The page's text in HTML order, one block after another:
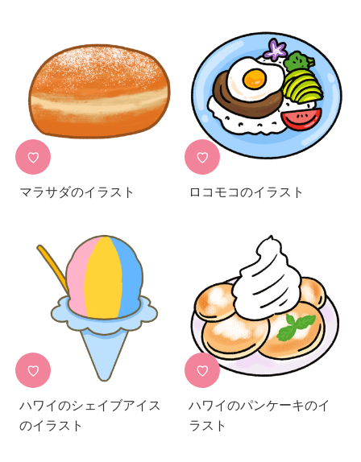
♡
マラサダのイラスト
♡
ロコモコのイラスト
♡
ハワイのシェイブアイス
のイラスト
♡
ハワイのパンケーキのイ
ラスト